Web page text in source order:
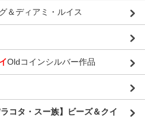
＆ディアミ・ルイス
Oldコインシルバー作品
コタ・スー族】ビーズ＆クイ